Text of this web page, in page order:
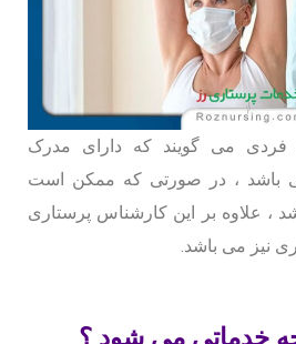
فردی می گویند که دارای مدرک
باشد ، در صورتی که ممکن است
، علاوه بر این کارشناس پرستاری
نیز می باشد.
خدماتی می شود ؟